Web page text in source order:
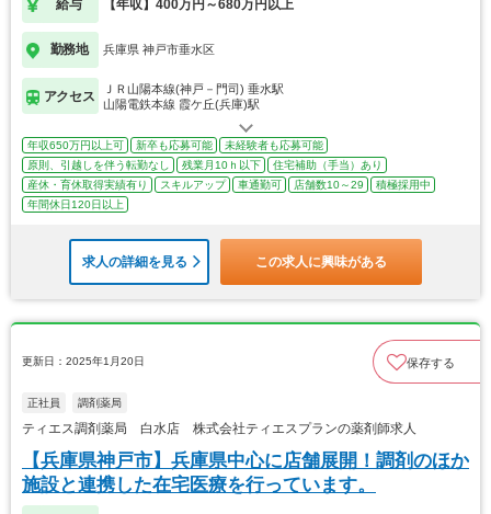
給与 【年収】400万円～680万円以上
勤務地 兵庫県 神戸市垂水区
アクセス
ＪＲ山陽本線(神戸－門司) 垂水駅
山陽電鉄本線 霞ケ丘(兵庫)駅
年収650万円以上可 新卒も応募可能
未経験者も応募可能
原則、引越しを伴う転勤なし
残業月10ｈ以下
住宅補助（手当）あり
産休・育休取得実績有り
スキルアップ 車通勤可 店舗数10～29
積極採用中
年間休日120日以上
求人の詳細を見る この求人に興味がある
更新日：2025年1月20日 保存する
正社員 調剤薬局
ティエス調剤薬局 白水店 株式会社ティエスプランの薬剤師求人
【兵庫県神戸市】兵庫県中心に店舗展開！調剤のほか
施設と連携した在宅医療を行っています。